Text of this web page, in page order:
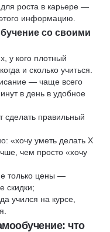
роста в карьере —
информацию.
со своими
у кого плотный
и сколько учиться.
— чаще всего
в день в удобное
сделать правильный
«хочу уметь делать X
чем просто «хочу
только цены —
скидки;
учился на курсе,
что